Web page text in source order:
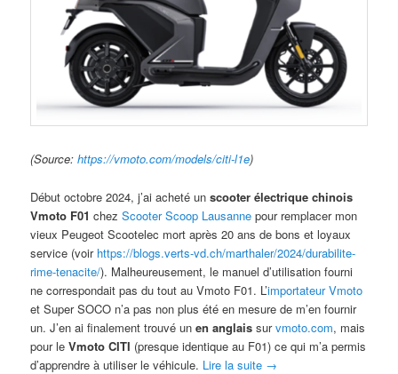
(Source:https://vmoto.com/models/citi-l1e)
Début octobre 2024, j’ai acheté unscooter électrique chinois
Vmoto F01 chezScooter Scoop Lausanne pour remplacer mon
vieux Peugeot Scootelec mort après 20 ans de bons et loyaux
service (voir https://blogs.verts-vd.ch/marthaler/2024/durabilite-
rime-tenacite/). Malheureusement, le manuel d’utilisation fourni
ne correspondait pas du tout au Vmoto F01. L’importateur Vmoto
et Super SOCO n’a pas non plus été en mesure de m’en fournir
un. J’en ai finalement trouvé unen anglais survmoto.com, mais
pour leVmoto CITI (presque identique au F01) ce qui m’a permis
d’apprendre à utiliser le véhicule. Lire la suite →